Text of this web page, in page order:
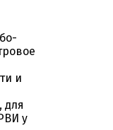
и
для
у